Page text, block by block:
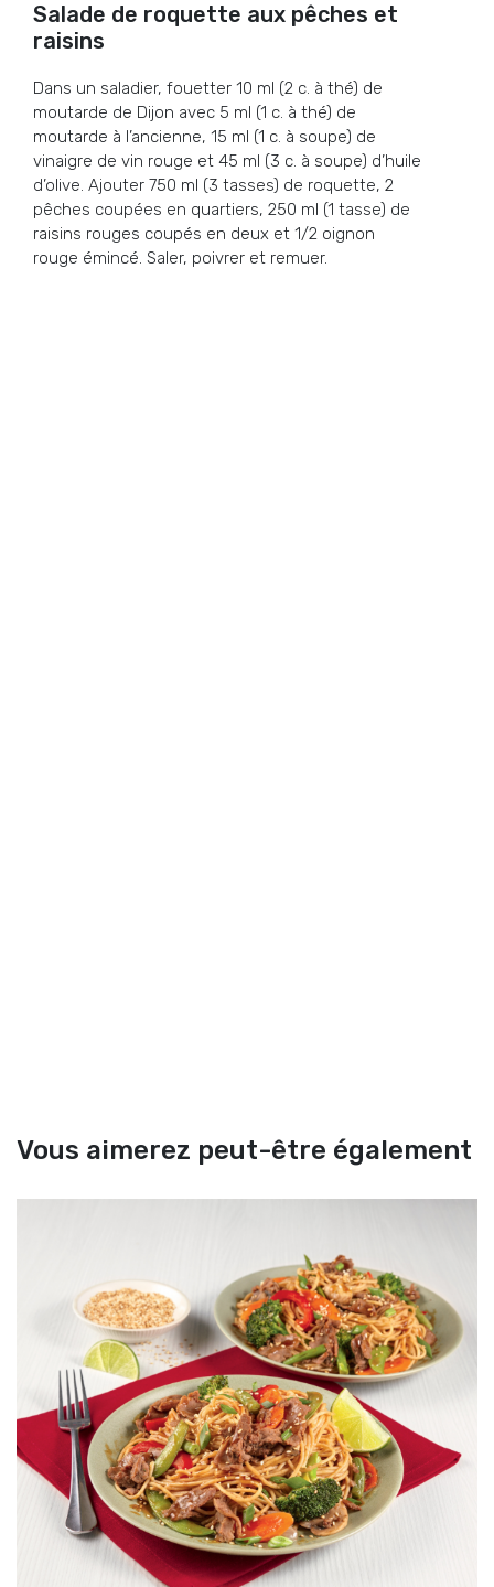
Salade de roquette aux pêches et
raisins
Dans un saladier, fouetter 10 ml (2 c. à thé) de
moutarde de Dijon avec 5 ml (1 c. à thé) de
moutarde à l’ancienne, 15 ml (1 c. à soupe) de
vinaigre de vin rouge et 45 ml (3 c. à soupe) d’huile
d’olive. Ajouter 750 ml (3 tasses) de roquette, 2
pêches coupées en quartiers, 250 ml (1 tasse) de
raisins rouges coupés en deux et 1/2 oignon
rouge émincé. Saler, poivrer et remuer.
Vous aimerez peut-être également